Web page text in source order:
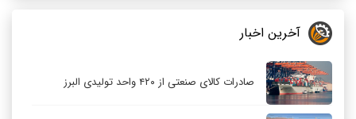
آخرین اخبار
صادرات کالای صنعتی از ۴۲۰ واحد تولیدی البرز